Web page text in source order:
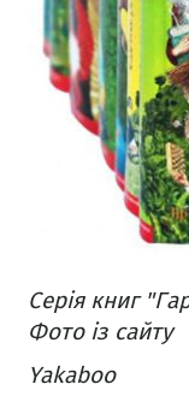
Серія книг
Фото із сайту
Yakaboo